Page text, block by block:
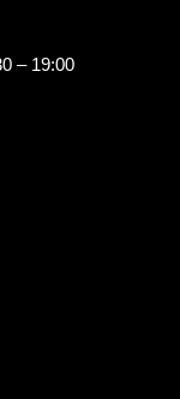
– 19:00